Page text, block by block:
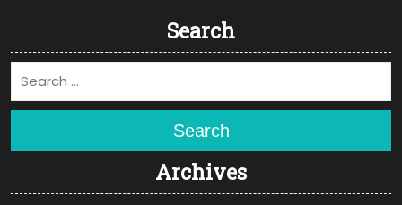
Search
Search
Archives